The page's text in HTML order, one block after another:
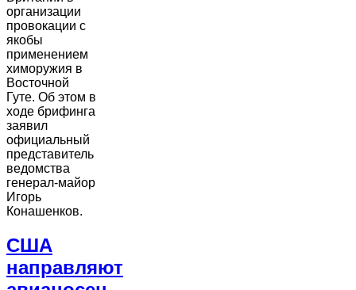
организации
провокации с
якобы
применением
химоружия в
Восточной
Гуте. Об этом в
ходе брифинга
заявил
официальный
представитель
ведомства
генерал-майор
Игорь
Конашенков.
США
направляют